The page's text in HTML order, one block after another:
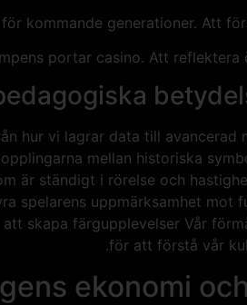
kommande generationer. Att
portar casino. Att
hur vi lagrar data till
mellan historiska
är ständigt i rörelse och
spelarens uppmärksamhet mot
skapa färgupplevelser Vår
för att förstå vår
ekonomi